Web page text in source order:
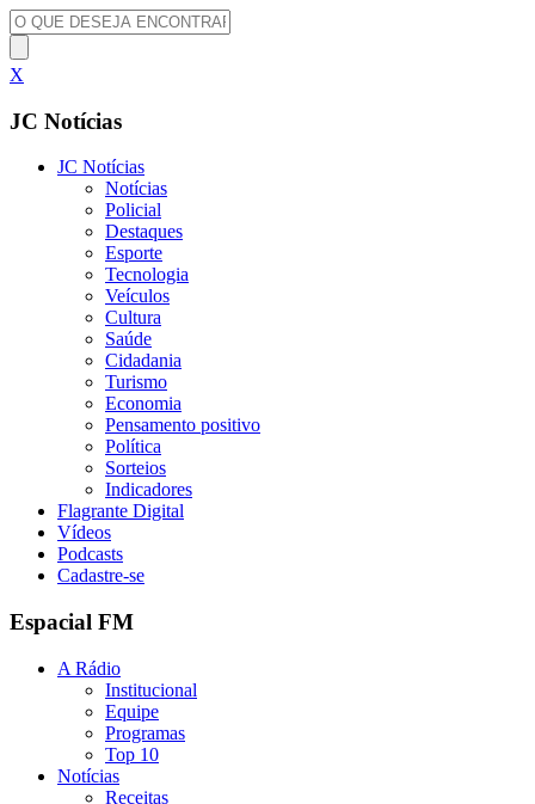
X
JC Notícias
JC Notícias
Notícias
Policial
Destaques
Esporte
Tecnologia
Veículos
Cultura
Saúde
Cidadania
Turismo
Economia
Pensamento positivo
Política
Sorteios
Indicadores
Flagrante Digital
Vídeos
Podcasts
Cadastre-se
Espacial FM
A Rádio
Institucional
Equipe
Programas
Top 10
Notícias
Receitas